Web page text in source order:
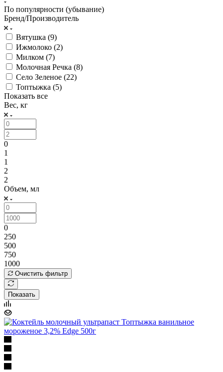
По популярности (убывание)
Бренд/Производитель
Вятушка (9)
Ижмолоко (2)
Милком (7)
Молочная Речка (8)
Село Зеленое (22)
Топтыжка (5)
Показать все
Вес, кг
0
1
1
2
2
Объем, мл
0
250
500
750
1000
Очистить фильтр
Показать